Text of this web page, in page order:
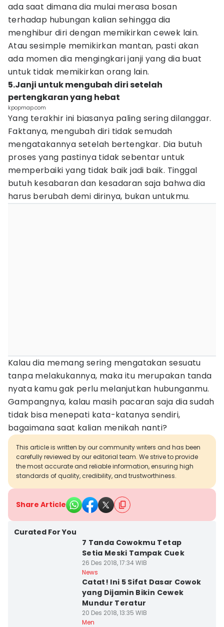
ada saat dimana dia mulai merasa bosan
terhadap hubungan kalian sehingga dia
menghibur diri dengan memikirkan cewek lain.
Atau sesimple memikirkan mantan, pasti akan
ada momen dia mengingkari janji yang dia buat
untuk tidak memikirkan orang lain.
5.Janji untuk mengubah diri setelah
pertengkaran yang hebat
kpopmap.com
Yang terakhir ini biasanya paling sering dilanggar.
Faktanya, mengubah diri tidak semudah
mengatakannya setelah bertengkar. Dia butuh
proses yang pastinya tidak sebentar untuk
memperbaiki yang tidak baik jadi baik. Tinggal
butuh kesabaran dan kesadaran saja bahwa dia
harus berubah demi dirinya, bukan untukmu.
Kalau dia memang sering mengatakan sesuatu
tanpa melakukannya, maka itu merupakan tanda
nyata kamu gak perlu melanjutkan hubunganmu.
Gampangnya, kalau masih pacaran saja dia sudah
tidak bisa menepati kata-katanya sendiri,
bagaimana saat kalian menikah nanti?
This article is written by our community writers and has been
carefully reviewed by our editorial team. We strive to provide
the most accurate and reliable information, ensuring high
standards of quality, credibility, and trustworthiness.
Share Article
Curated For You
7 Tanda Cowokmu Tetap
Setia Meski Tampak Cuek
26 Des 2018, 17:34 WIB
News
Catat! Ini 5 Sifat Dasar Cowok
yang Dijamin Bikin Cewek
Mundur Teratur
20 Des 2018, 13:35 WIB
Men